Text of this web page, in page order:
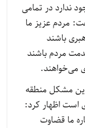
ندارد در تمامی
مردم عزیز ما
باشند
مردم باشند
می‌خواهند.
مشکل منطقه
است اظهار کرد:
ما قضاوت